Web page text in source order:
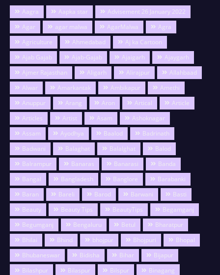
Aagra Aapka star
Advisement 26 January 2022
Agar
agar malwa AgarMalwa
Agra
Agriculture
Ahmedabad
Aj ka Cartoon
Ajab Gajab
Ajab-Gajab Ajaigarh
Ajaygarh
Ajmer Rajasthan
Aligarh Alirajpur
Allahbaad
Alwar
Amarkantak Ambikapur
Amethi
Anuppur
Arang Aron Artical
Article
Articles
Artist Asam
Ashoknagar
Assam
Ayodhya Baalod
Badrinath
Badwani
Balaghat Balalghat
Balod
Balrampur
Banaras Banarasi
Banda
Bangal
Bangladesh Banglore
Barabanki
Baran
Bareli Barod Barwani
Basti
Beauty
Beauty Tips BeautyTips
Begamganj
Begumganj
Bengaluru Betul
Bharatpur
Bhilai
Bhind bhojpur Bhojpuri
Bhopal
Bhubaneswar
Bidisha Bihar
Bijapur
Bilashpur
Bilaspur Bilspur
Binagang